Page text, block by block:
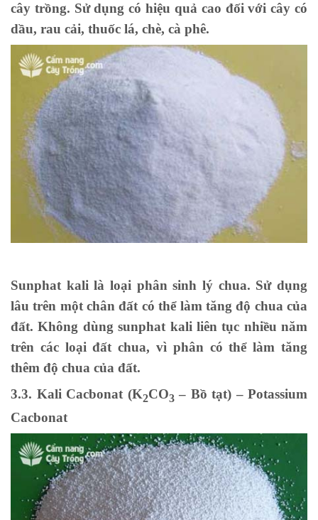
cây trồng. Sử dụng có hiệu quả cao đối với cây có
dầu, rau cải, thuốc lá, chè, cà phê.
Sunphat kali là loại phân sinh lý chua. Sử dụng
lâu trên một chân đất có thể làm tăng độ chua của
đất. Không dùng sunphat kali liên tục nhiều năm
trên các loại đất chua, vì phân có thể làm tăng
thêm độ chua của đất.
3.3. Kali Cacbonat (K2CO3 – Bồ tạt) – Potassium
Cacbonat